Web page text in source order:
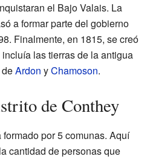
el Bajo Valais. La
a formar parte del gobierno
Finalmente, en 1815, se creó
las tierras de la antigua
Ardon yChamoson.
de Conthey
por 5 comunas. Aquí
cantidad de personas que